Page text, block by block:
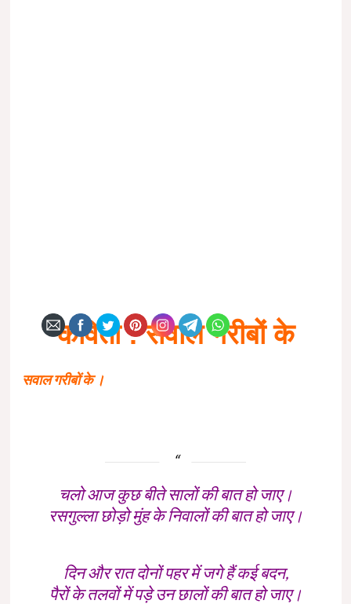
कविता : सवाल गरीबों के
सवाल गरीबों के ।
चलो आज कुछ बीते सालों की बात हो जाए।
रसगुल्ला छोड़ो मुंह के निवालों की बात हो जाए।
दिन और रात दोनों पहर में जगे हैं कई बदन,
पैरों के तलवों में पड़े उन छालों की बात हो जाए।